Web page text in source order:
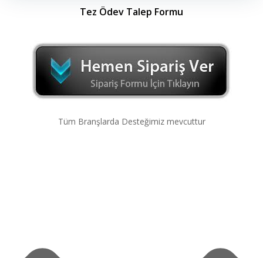
Tez Ödev Talep Formu
Tüm Branşlarda Desteğimiz mevcuttur